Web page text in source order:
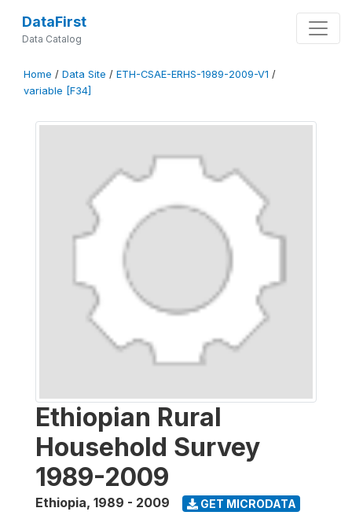
DataFirst
Data Catalog
Home / Data Site / ETH-CSAE-ERHS-1989-2009-V1 /
variable [F34]
Ethiopian Rural
Household Survey
1989-2009
Ethiopia, 1989 - 2009 GET MICRODATA